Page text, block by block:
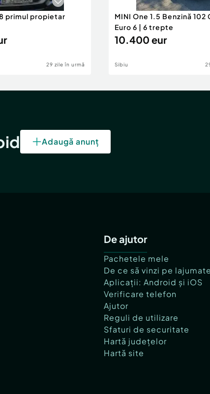
primul propietar
29 zile în urmă
MINI One 1.5 Benzină 102
Euro 6 | 6 trepte
10.400 eur
Sibiu
Adaugă anunț
De ajutor
Pachetele mele
De ce să vinzi pe
Aplicații: Android și iOS
Verificare telefon
Ajutor
Reguli de utilizare
Sfaturi de securitate
Hartă județelor
Hartă site